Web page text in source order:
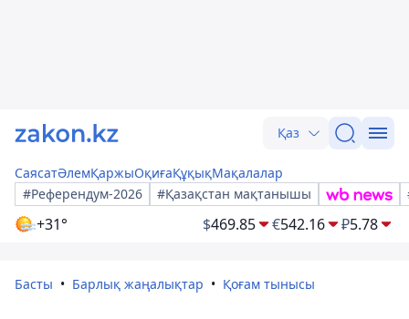
Қаз
СаясатӘлемҚаржыОқиғаҚұқықМақалалар
#Референдум-2026
#Қазақстан мақтанышы
+31° $469.85 €542.16 ₽5.78
Басты Барлық жаңалықтар Қоғам тынысы